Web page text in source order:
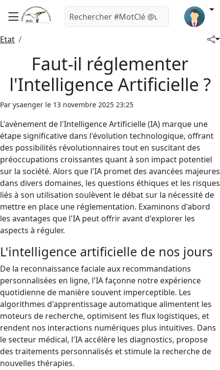
Etat
Faut-il réglementer
l'Intelligence Artificielle ?
Par ysaenger le 13 novembre 2025 23:25
L'avènement de l'Intelligence Artificielle (IA) marque une
étape significative dans l'évolution technologique, offrant
des possibilités révolutionnaires tout en suscitant des
préoccupations croissantes quant à son impact potentiel
sur la société. Alors que l'IA promet des avancées majeures
dans divers domaines, les questions éthiques et les risques
liés à son utilisation soulèvent le débat sur la nécessité de
mettre en place une réglementation. Examinons d'abord
les avantages que l'IA peut offrir avant d'explorer les
aspects à réguler.
L'intelligence artificielle de nos jours
De la reconnaissance faciale aux recommandations
personnalisées en ligne, l'IA façonne notre expérience
quotidienne de manière souvent imperceptible. Les
algorithmes d'apprentissage automatique alimentent les
moteurs de recherche, optimisent les flux logistiques, et
rendent nos interactions numériques plus intuitives. Dans
le secteur médical, l'IA accélère les diagnostics, propose
des traitements personnalisés et stimule la recherche de
nouvelles thérapies.